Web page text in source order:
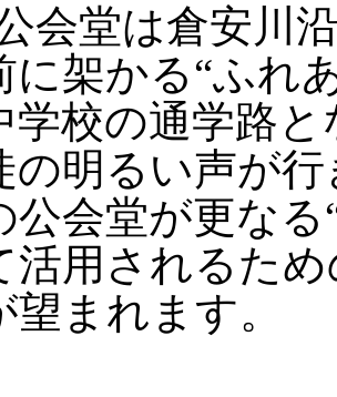
会堂は倉安川
に架かる“ふれ
学校の通学路
の明るい声が
公会堂が更な
活用されるた
望まれます。